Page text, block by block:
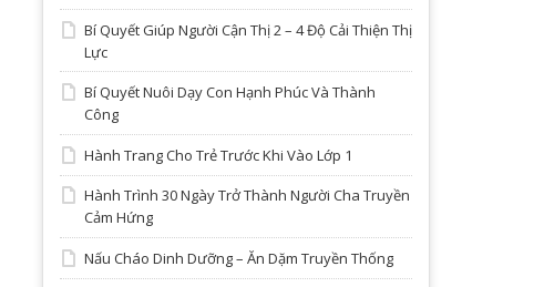
Bí Quyết Giúp Người Cận Thị 2 – 4 Độ Cải Thiện Thị
Lực
Bí Quyết Nuôi Dạy Con Hạnh Phúc Và Thành
Công
Hành Trang Cho Trẻ Trước Khi Vào Lớp 1
Hành Trình 30 Ngày Trở Thành Người Cha Truyền
Cảm Hứng
Nấu Cháo Dinh Dưỡng – Ăn Dặm Truyền Thống